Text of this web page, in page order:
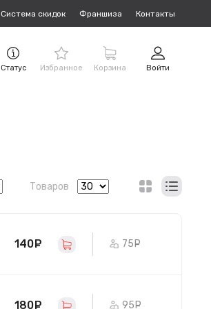
Система скидок Франшиза Контакты
Статус Избранное Корзина Войти
Товаров
140 руб. 75
180 руб. 95